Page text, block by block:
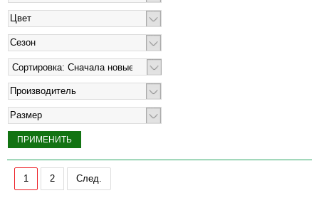
Цвет
Сезон
Производитель
Размер
1 2 След.